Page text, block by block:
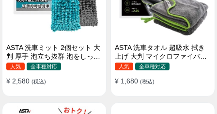
ASTA 洗車ミット 2個セット 大
判 厚手 泡立ち抜群 泡をしっか
りキープ 洗車スポンジ マイ
傷つきにくい ボディ ガラス ホ
人気 全車種対応
¥ 2,580 (税込)
ASTA 洗車タオル 超吸水 拭き
上げ 大判 マイクロファイバー
クロス プロ仕様 水拭き 窓拭き
ない 撥水 厚手 両面 大型 洗車
人気 全車種対応
¥ 1,680 (税込)